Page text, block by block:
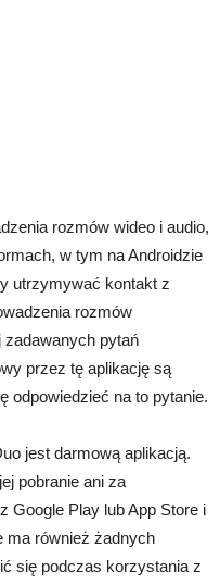
rozmów wideo i audio,
w tym na Androidzie
utrzymywać kontakt z
rozmów
pytań
przez tę aplikację są
odpowiedzieć na to pytanie.
jest darmową aplikacją.
pobranie ani za
Google Play lub App Store i
ma również żadnych
się podczas korzystania z